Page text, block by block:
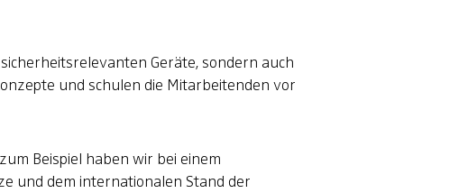
Geräte, sondern auch
und schulen die Mitarbeitenden vor
Beispiel haben wir bei einem
und dem internationalen Stand der